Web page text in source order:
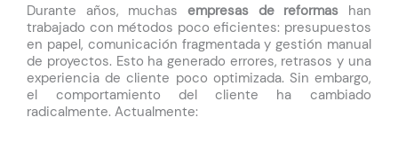
Durante años, muchas empresas de reformas han
trabajado con métodos poco eficientes: presupuestos
en papel, comunicación fragmentada y gestión manual
de proyectos. Esto ha generado errores, retrasos y una
experiencia de cliente poco optimizada. Sin embargo,
el comportamiento del cliente ha cambiado
radicalmente. Actualmente: